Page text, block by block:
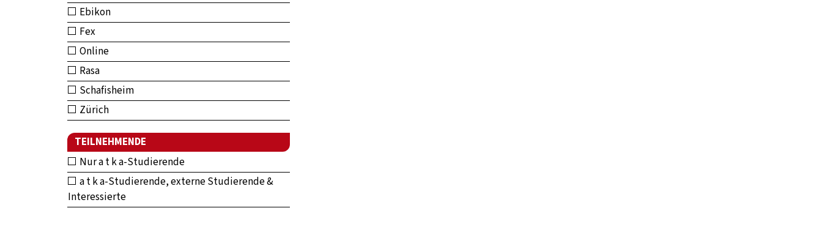
Ebikon
Fex
Online
Rasa
Schafisheim
Zürich
TEILNEHMENDE
Nur a t k a-Studierende
a t k a-Studierende, externe Studierende &
Interessierte